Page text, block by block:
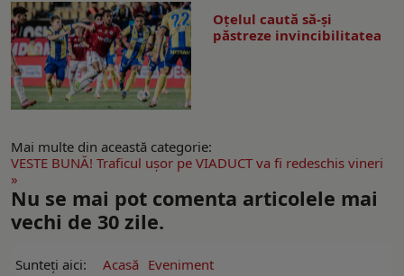
Oțelul caută să-și
păstreze invincibilitatea
Mai multe din această categorie:
VESTE BUNĂ! Traficul uşor pe VIADUCT va fi redeschis vineri
»
Nu se mai pot comenta articolele mai
vechi de 30 zile.
Sunteți aici: Acasă Eveniment